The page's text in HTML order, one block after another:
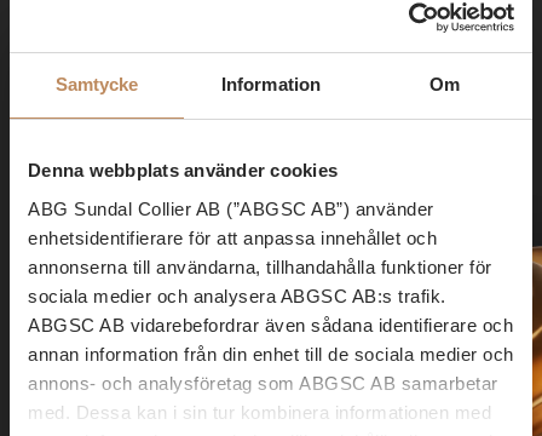
Samtycke Information Om
Denna webbplats använder cookies
ABG Sundal Collier AB (”ABGSC AB”) använder
enhetsidentifierare för att anpassa innehållet och
annonserna till användarna, tillhandahålla funktioner för
sociala medier och analysera ABGSC AB:s trafik.
ABGSC AB vidarebefordrar även sådana identifierare och
annan information från din enhet till de sociala medier och
annons- och analysföretag som ABGSC AB samarbetar
med. Dessa kan i sin tur kombinera informationen med
Rådgivning